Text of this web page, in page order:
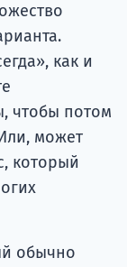
как и
чтобы потом
может
который
обычно